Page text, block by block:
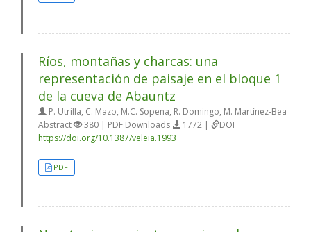
Ríos, montañas y charcas: una
representación de paisaje en el bloque 1
de la cueva de Abauntz
P. Utrilla, C. Mazo, M.C. Sopena, R. Domingo, M. Martínez-Bea
Abstract
380 | PDF Downloads 1772 |
DOI
https://doi.org/10.1387/veleia.1993
PDF